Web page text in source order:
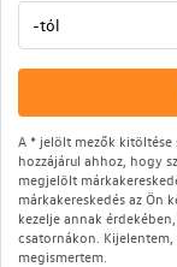
A * jelölt mezők kitöltése
hozzájárul ahhoz, hogy
megjelölt
márkakereskedés az Ön
kezelje annak
csatornákon. Kijelentem,
megismertem.